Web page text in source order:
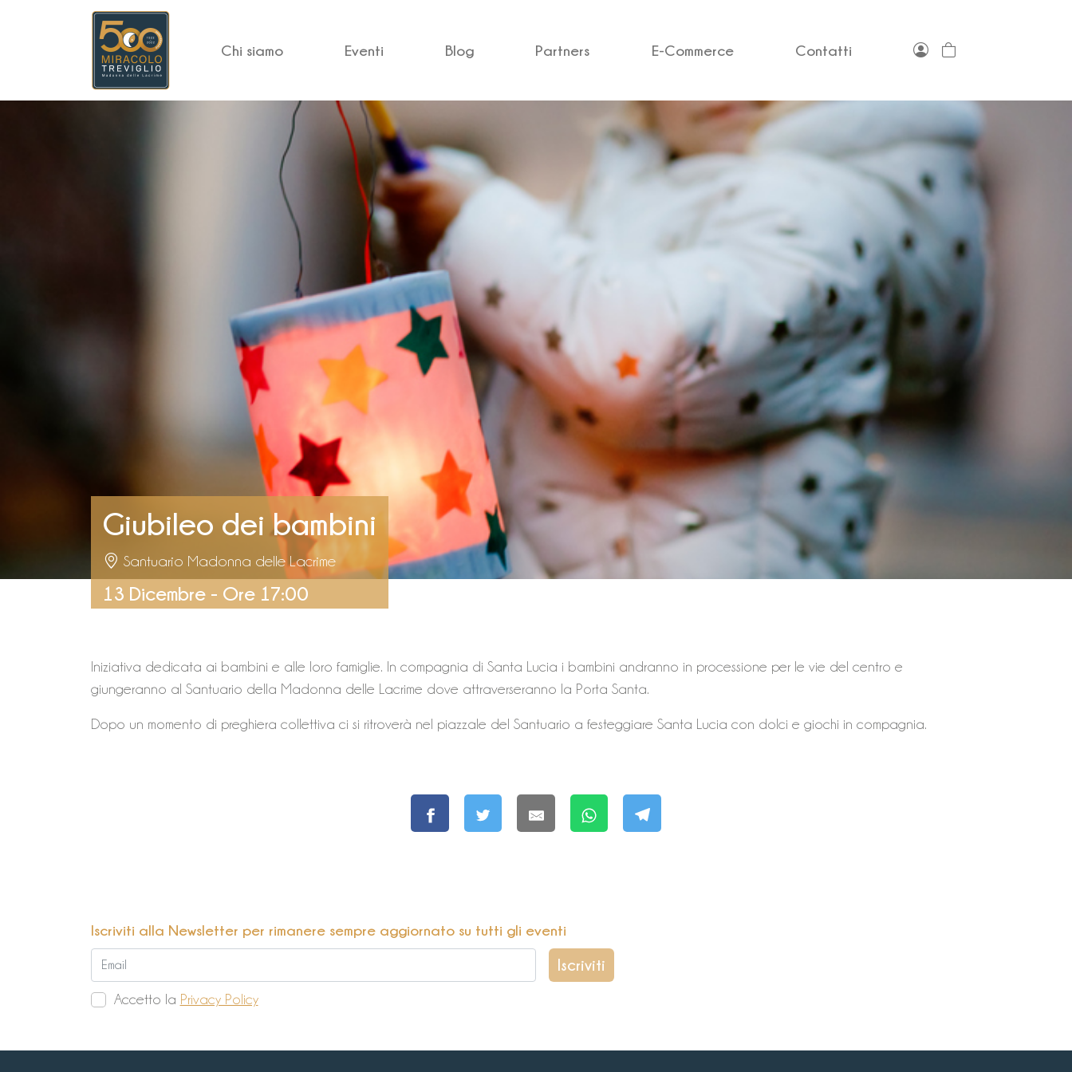
Chi siamo Eventi Blog Partners E-Commerce Contatti
Giubileo dei bambini
Santuario Madonna delle Lacrime
13 Dicembre - Ore 17:00
Iniziativa dedicata ai bambini e alle loro famiglie. In compagnia di Santa Lucia i bambini andranno in processione per le vie del centro e
giungeranno al Santuario della Madonna delle Lacrime dove attraverseranno la Porta Santa.
Dopo un momento di preghiera collettiva ci si ritroverà nel piazzale del Santuario a festeggiare Santa Lucia con dolci e giochi in compagnia.
Iscriviti alla Newsletter per rimanere sempre aggiornato su tutti gli eventi
Accetto la Privacy Policy